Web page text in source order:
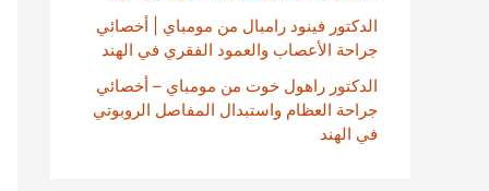
الدكتور فينود رامبال من مومباي | أخصائي
جراحة الأعصاب والعمود الفقري في الهند
الدكتور راهول خوت من مومباي – أخصائي
جراحة العظام واستبدال المفاصل الروبوتي
في الهند